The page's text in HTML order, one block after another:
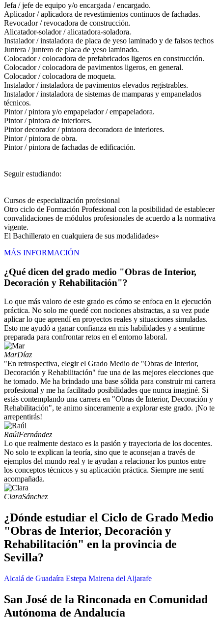
Jefa / jefe de equipo y/o encargada / encargado.
Aplicador / aplicadora de revestimientos continuos de fachadas.
Revocador / revocadora de construcción.
Alicatador-solador / alicatadora-soladora.
Instalador / instaladora de placa de yeso laminado y de falsos techos
Juntera / juntero de placa de yeso laminado.
Colocador / colocadora de prefabricados ligeros en construcción.
Colocador / colocadora de pavimentos ligeros, en general.
Colocador / colocadora de moqueta.
Instalador / instaladora de pavimentos elevados registrables.
Instalador / instaladora de sistemas de mamparas y empanelados
técnicos.
Pintor / pintora y/o empapelador / empapeladora.
Pintor / pintora de interiores.
Pintor decorador / pintaora decoradora de interiores.
Pintor / pintora de obra.
Pintor / pintora de fachadas de edificación.
Seguir estudiando:
Cursos de especialización profesional
Otro ciclo de Formación Profesional con la posibilidad de establecer
convalidaciones de módulos profesionales de acuerdo a la normativa
vigente.
El Bachillerato en cualquiera de sus modalidades»
MÁS INFORMACIÓN
¿Qué dicen del grado medio "Obras de Interior,
Decoración y Rehabilitación"?
Lo que más valoro de este grado es cómo se enfoca en la ejecución
práctica. No solo me quedé con nociones abstractas, a su vez pude
aplicar lo que aprendí en proyectos reales y situaciones simuladas.
Esto me ayudó a ganar confianza en mis habilidades y a sentirme
preparada para confrontar retos en el entorno laboral.
MarDíaz
"En retrospectiva, elegir el Grado Medio de "Obras de Interior,
Decoración y Rehabilitación" fue una de las mejores elecciones que
he tomado. Me ha brindado una base sólida para construir mi carrera
profesional y me ha facilitado posibilidades que nunca imaginé. Si
estás contemplando una carrera en "Obras de Interior, Decoración y
Rehabilitación", te animo sinceramente a explorar este grado. ¡No te
arrepentirás!
RaúlFernández
Lo que realmente destaco es la pasión y trayectoria de los docentes.
No solo te explican la teoría, sino que te aconsejan a través de
ejemplos del mundo real y te ayudan a relacionar los puntos entre
los conceptos técnicos y su aplicación práctica. Siempre me sentí
acompañada.
ClaraSánchez
¿Dónde estudiar el Ciclo de Grado Medio
"Obras de Interior, Decoración y
Rehabilitación" en la provincia de
Sevilla?
Alcalá de Guadaíra Estepa Mairena del Aljarafe
San José de la Rinconada en Comunidad
Autónoma de Andalucía